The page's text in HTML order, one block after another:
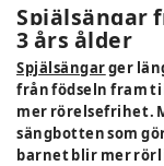
Spjälsängar
3 års ålder
Spjälsängarger
från födseln fram
mer rörelsefrihet.
sängbotten som
barnet blir mer